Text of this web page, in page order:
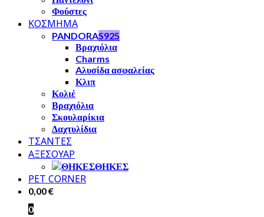
Φούστες
ΚΟΣΜΗΜΑ
PANDORAS925
Βραχιόλια
Charms
Aλυσίδα ασφαλείας
Κλιπ
Κολιέ
Βραχιόλια
Σκουλαρίκια
Δαχτυλίδια
ΤΣΑΝΤΕΣ
ΑΞΕΣΟΥΑΡ
ΘΗΚΕΣ
PET CORNER
0,00€
0